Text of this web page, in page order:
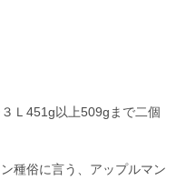
Ｌ451g以上509gまで二個
種俗に言う、アップルマン